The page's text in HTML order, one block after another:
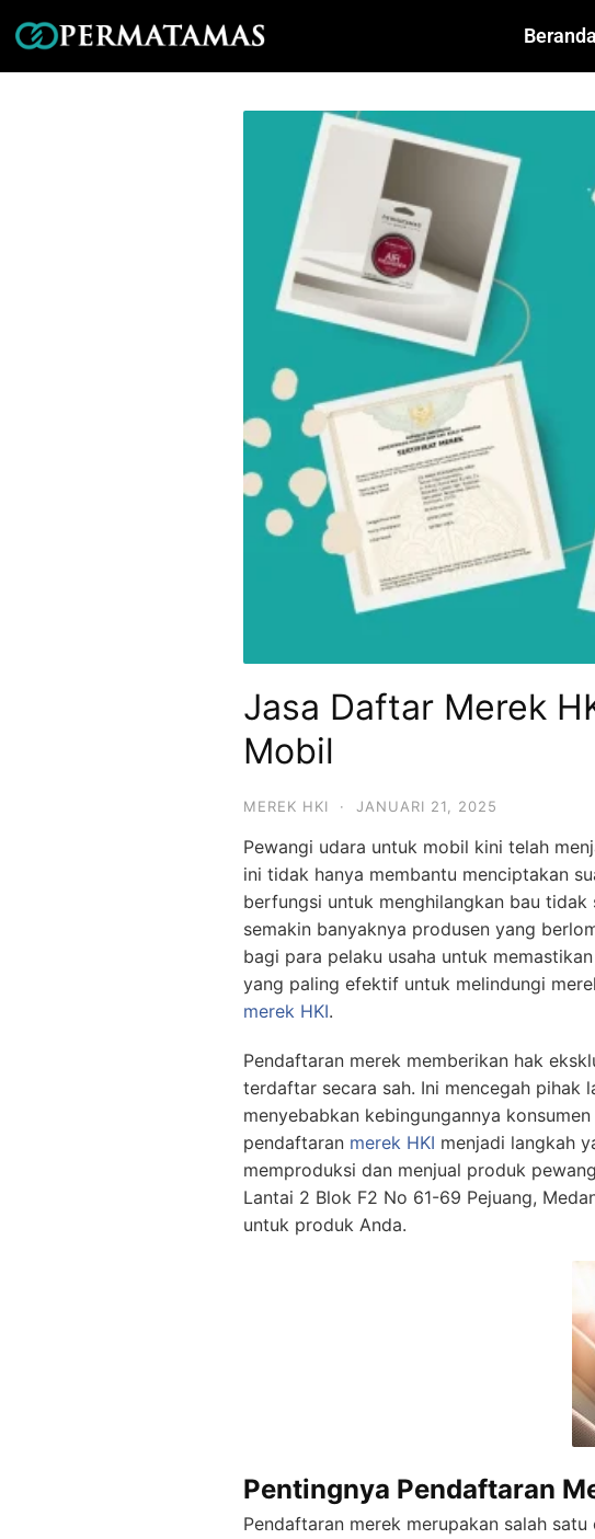
Beranda
Jasa Daftar Merek
Mobil
MEREK HKI · JANUARI 21, 2025
Pewangi udara untuk mobil kini telah
ini tidak hanya membantu menciptakan
berfungsi untuk menghilangkan bau
semakin banyaknya produsen yang
bagi para pelaku usaha untuk
yang paling efektif untuk melindungi
merek HKI.
Pendaftaran merek memberikan hak
terdaftar secara sah. Ini mencegah pihak
menyebabkan kebingungannya
pendaftaran merek HKI menjadi langkah
memproduksi dan menjual produk
Lantai 2 Blok F2 No 61-69 Pejuang,
untuk produk Anda.
Pentingnya Pendaftaran
Pendaftaran merek merupakan salah